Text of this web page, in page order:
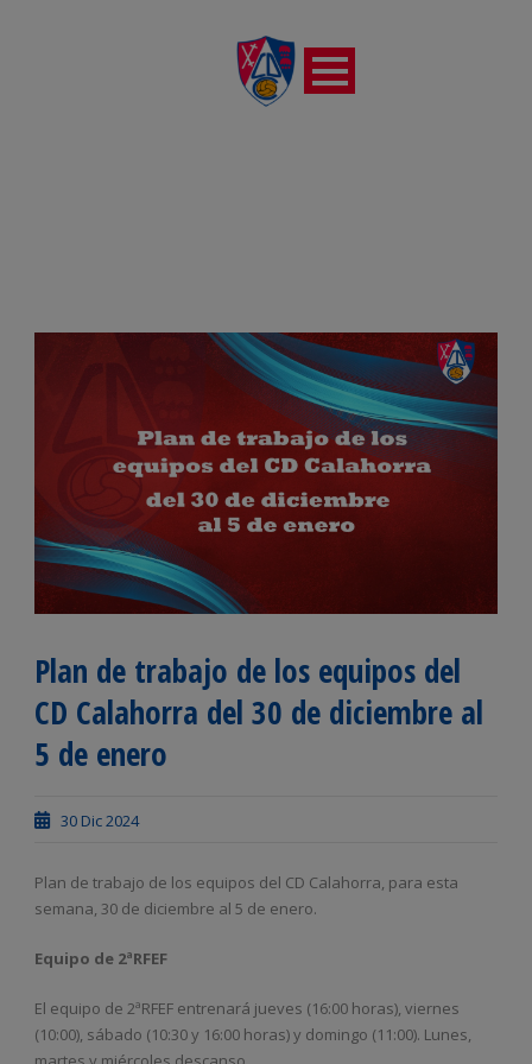
Plan de trabajo de los equipos del
CD Calahorra del 30 de diciembre al
5 de enero
30 Dic 2024
Plan de trabajo de los equipos del CD Calahorra, para esta
semana, 30 de diciembre al 5 de enero.
Equipo de 2ªRFEF
El equipo de 2ªRFEF entrenará jueves (16:00 horas), viernes
(10:00), sábado (10:30 y 16:00 horas) y domingo (11:00). Lunes,